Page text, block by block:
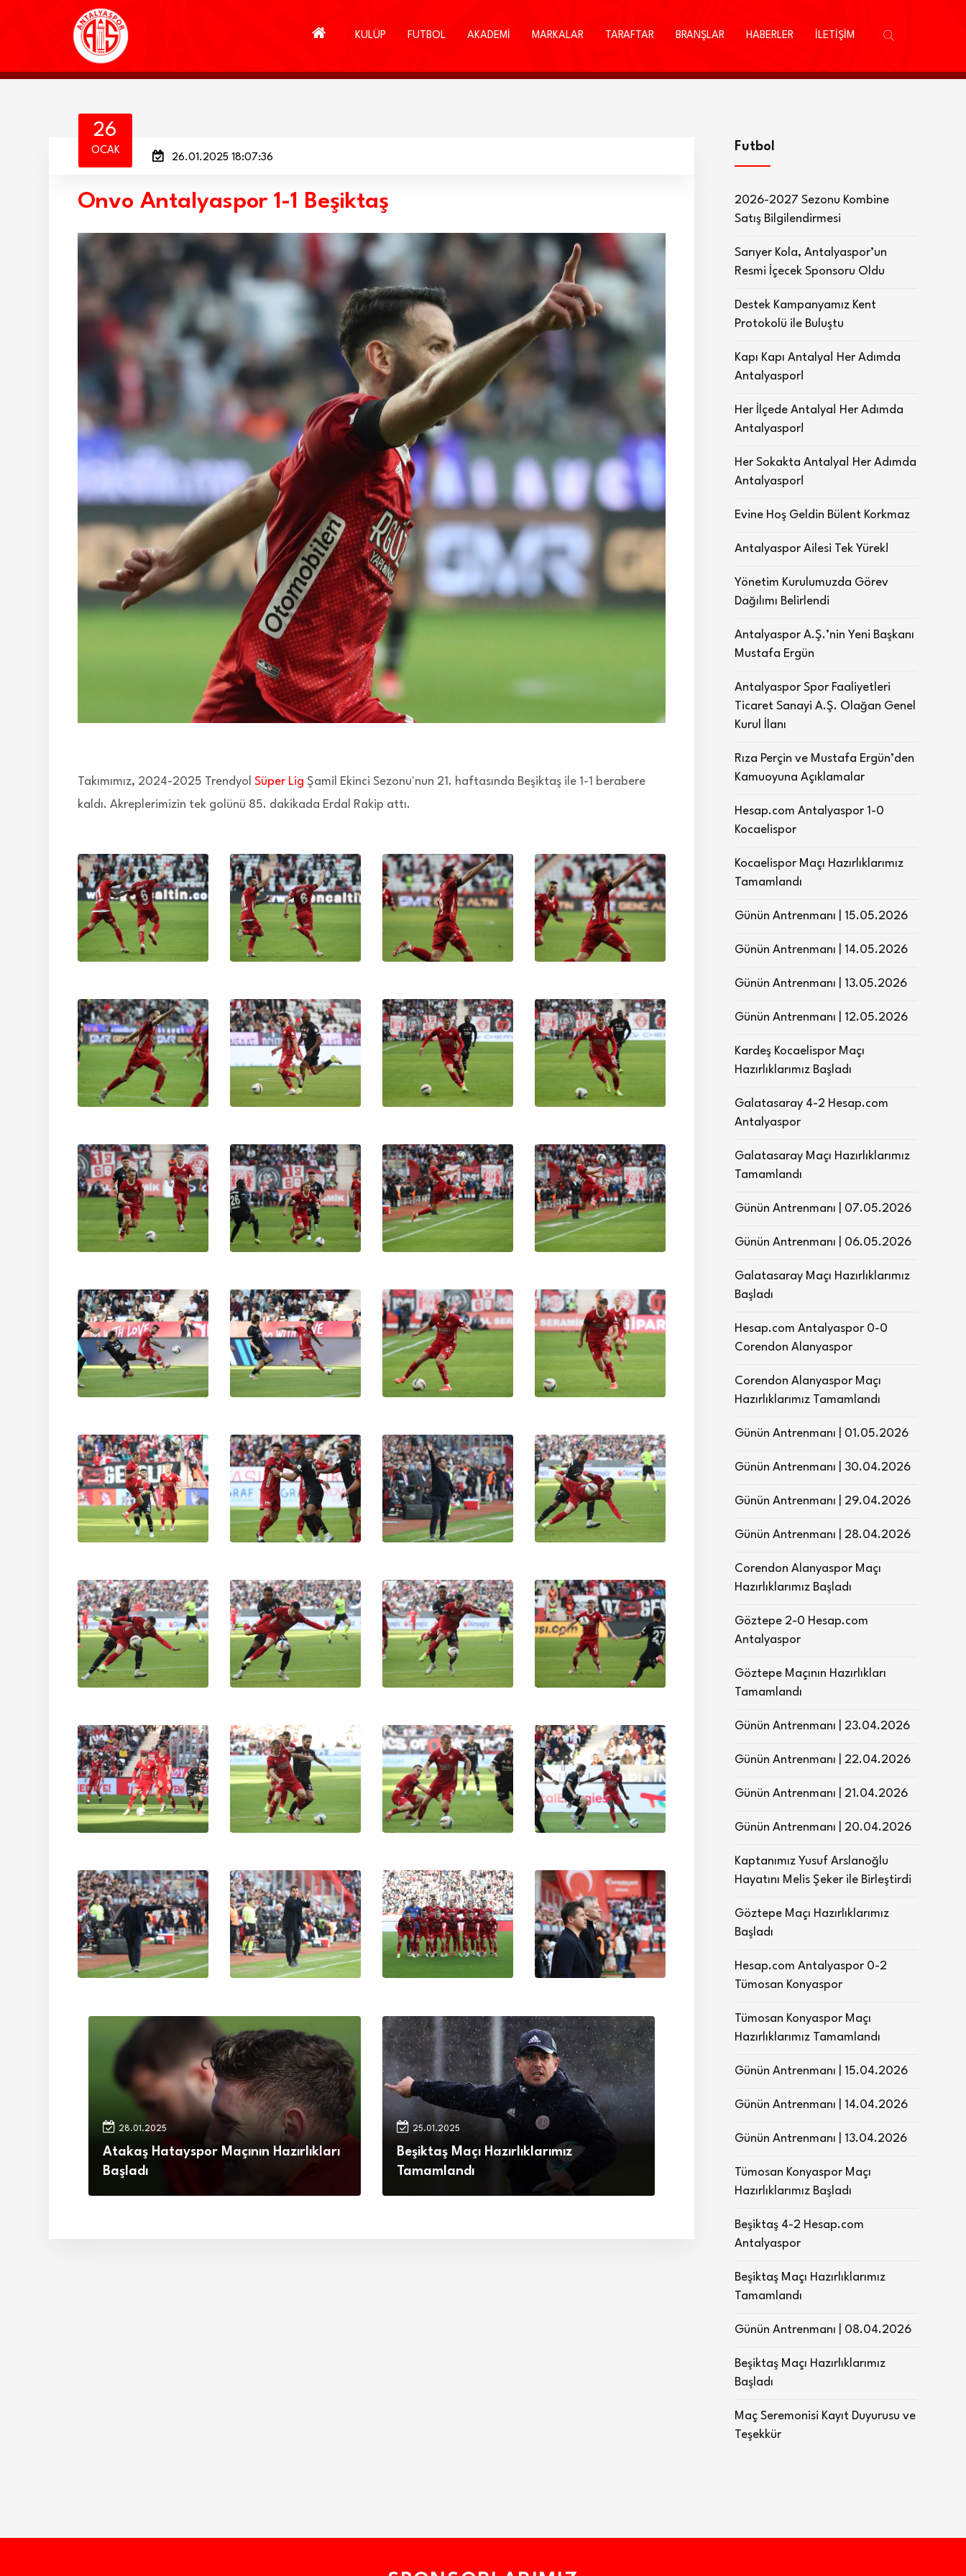
KULÜP FUTBOL AKADEMİ MARKALAR TARAFTAR BRANŞLAR HABERLER İLETİŞİM
26
OCAK
26.01.2025 18:07:36
Onvo Antalyaspor 1-1 Beşiktaş
Takımımız, 2024-2025 Trendyol Süper Lig Şamil Ekinci Sezonu'nun 21. haftasında Beşiktaş ile 1-1 berabere
kaldı. Akreplerimizin tek golünü 85. dakikada Erdal Rakip attı.
28.01.2025
Atakaş Hatayspor Maçının Hazırlıkları
Başladı
25.01.2025
Beşiktaş Maçı Hazırlıklarımız
Tamamlandı
Futbol
2026-2027 Sezonu Kombine
Satış Bilgilendirmesi
Sarıyer Kola, Antalyaspor’un
Resmi İçecek Sponsoru Oldu
Destek Kampanyamız Kent
Protokolü ile Buluştu
Kapı Kapı Antalya! Her Adımda
Antalyaspor!
Her İlçede Antalya! Her Adımda
Antalyaspor!
Her Sokakta Antalya! Her Adımda
Antalyaspor!
Evine Hoş Geldin Bülent Korkmaz
Antalyaspor Ailesi Tek Yürek!
Yönetim Kurulumuzda Görev
Dağılımı Belirlendi
Antalyaspor A.Ş.’nin Yeni Başkanı
Mustafa Ergün
Antalyaspor Spor Faaliyetleri
Ticaret Sanayi A.Ş. Olağan Genel
Kurul İlanı
Rıza Perçin ve Mustafa Ergün’den
Kamuoyuna Açıklamalar
Hesap.com Antalyaspor 1-0
Kocaelispor
Kocaelispor Maçı Hazırlıklarımız
Tamamlandı
Günün Antrenmanı | 15.05.2026
Günün Antrenmanı | 14.05.2026
Günün Antrenmanı | 13.05.2026
Günün Antrenmanı | 12.05.2026
Kardeş Kocaelispor Maçı
Hazırlıklarımız Başladı
Galatasaray 4-2 Hesap.com
Antalyaspor
Galatasaray Maçı Hazırlıklarımız
Tamamlandı
Günün Antrenmanı | 07.05.2026
Günün Antrenmanı | 06.05.2026
Galatasaray Maçı Hazırlıklarımız
Başladı
Hesap.com Antalyaspor 0-0
Corendon Alanyaspor
Corendon Alanyaspor Maçı
Hazırlıklarımız Tamamlandı
Günün Antrenmanı | 01.05.2026
Günün Antrenmanı | 30.04.2026
Günün Antrenmanı | 29.04.2026
Günün Antrenmanı | 28.04.2026
Corendon Alanyaspor Maçı
Hazırlıklarımız Başladı
Göztepe 2-0 Hesap.com
Antalyaspor
Göztepe Maçının Hazırlıkları
Tamamlandı
Günün Antrenmanı | 23.04.2026
Günün Antrenmanı | 22.04.2026
Günün Antrenmanı | 21.04.2026
Günün Antrenmanı | 20.04.2026
Kaptanımız Yusuf Arslanoğlu
Hayatını Melis Şeker ile Birleştirdi
Göztepe Maçı Hazırlıklarımız
Başladı
Hesap.com Antalyaspor 0-2
Tümosan Konyaspor
Tümosan Konyaspor Maçı
Hazırlıklarımız Tamamlandı
Günün Antrenmanı | 15.04.2026
Günün Antrenmanı | 14.04.2026
Günün Antrenmanı | 13.04.2026
Tümosan Konyaspor Maçı
Hazırlıklarımız Başladı
Beşiktaş 4-2 Hesap.com
Antalyaspor
Beşiktaş Maçı Hazırlıklarımız
Tamamlandı
Günün Antrenmanı | 08.04.2026
Beşiktaş Maçı Hazırlıklarımız
Başladı
Maç Seremonisi Kayıt Duyurusu ve
Teşekkür